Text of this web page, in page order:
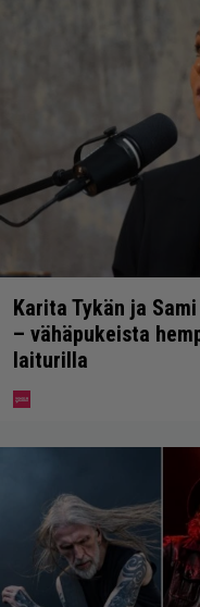
Karita Tykän ja
– vähäpukeista
laiturilla